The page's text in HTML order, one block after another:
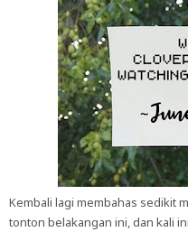
Kembali lagi membahas sedikit
tonton belakangan ini, dan kali